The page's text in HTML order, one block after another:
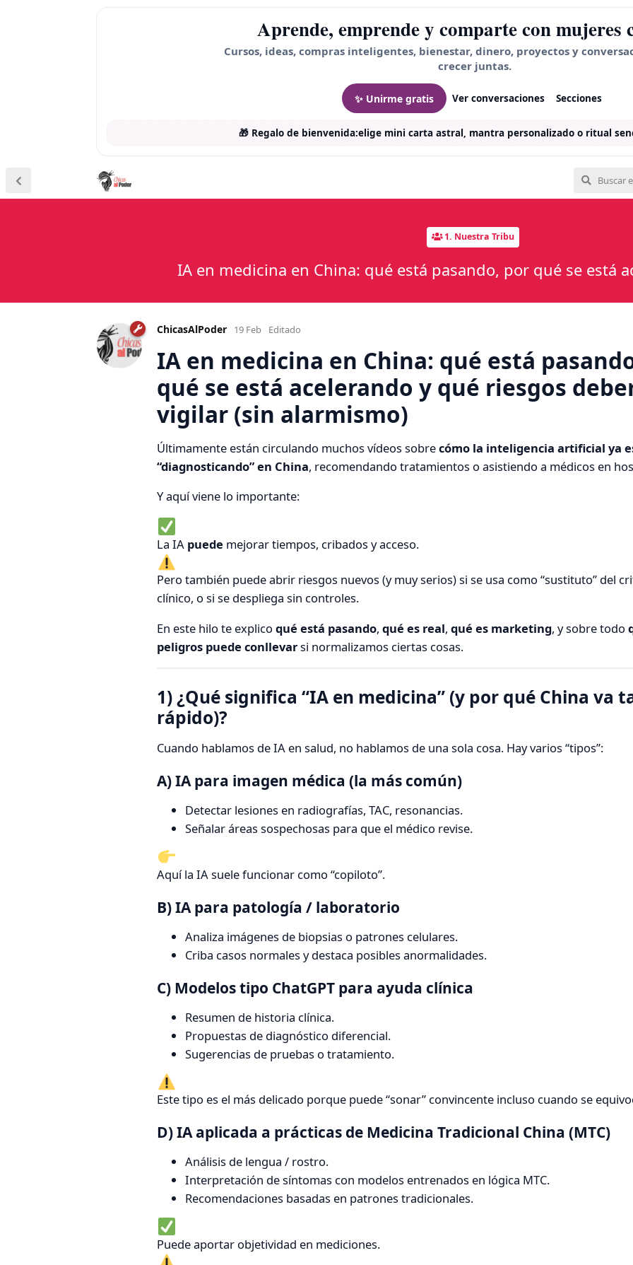
Aprende, emprende y comparte con mujeres
Cursos, ideas, compras inteligentes, bienestar, dinero, proyectos y
crecer juntas.
✨ Unirme gratis Ver conversaciones Secciones
🎁 Regalo de bienvenida:elige mini carta astral, mantra personalizado o ritual
1. Nuestra Tribu
IA en medicina en China: qué está pasando, por qué se está
ChicasAlPoder 19 Feb Editado
IA en medicina en China: qué está
qué se está acelerando y qué riesgos
vigilar (sin alarmismo)
Últimamente están circulando muchos vídeos sobrecómo la inteligencia artificial ya
“diagnosticando” en China, recomendando tratamientos o asistiendo a médicos en
Y aquí viene lo importante:
La IA puede mejorar tiempos, cribados y acceso.
Pero también puede abrir riesgos nuevos (y muy serios) si se usa como “sustituto” del
clínico, o si se despliega sin controles.
En este hilo te explico qué está pasando, qué es real, qué es marketing, y sobre todo
peligros puede conllevarsi normalizamos ciertas cosas.
1) ¿Qué significa “IA en medicina” (y por qué China va
rápido)?
Cuando hablamos de IA en salud, no hablamos de una sola cosa. Hay varios “tipos”:
A) IA para imagen médica (la más común)
Detectar lesiones en radiografías, TAC, resonancias.
Señalar áreas sospechosas para que el médico revise.
Aquí la IA suele funcionar como “copiloto”.
B) IA para patología / laboratorio
Analiza imágenes de biopsias o patrones celulares.
Criba casos normales y destaca posibles anormalidades.
C) Modelos tipo ChatGPT para ayuda clínica
Resumen de historia clínica.
Propuestas de diagnóstico diferencial.
Sugerencias de pruebas o tratamiento.
Este tipo es el más delicado porque puede “sonar” convincente incluso cuando se
D) IA aplicada a prácticas de Medicina Tradicional China (MTC)
Análisis de lengua / rostro.
Interpretación de síntomas con modelos entrenados en lógica MTC.
Recomendaciones basadas en patrones tradicionales.
Puede aportar objetividad en mediciones.